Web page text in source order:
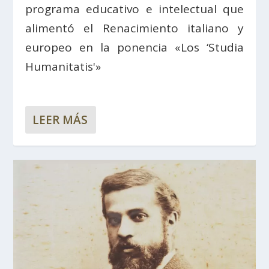
programa educativo e intelectual que
alimentó el Renacimiento italiano y
europeo en la ponencia «Los ‘Studia
Humanitatis'»
LEER MÁS